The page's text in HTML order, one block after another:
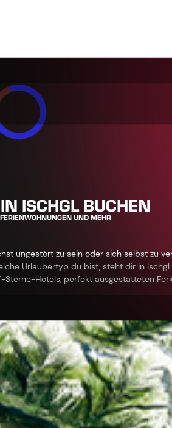
ISCHGL BUCHEN
UND MEHR
ungestört zu sein oder sich selbst zu
Urlaubertyp du bist, steht dir in
Hotels, perfekt ausgestatteten